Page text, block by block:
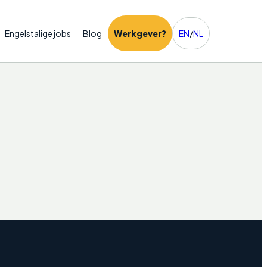
Engelstalige jobs Blog Werkgever? EN/NL